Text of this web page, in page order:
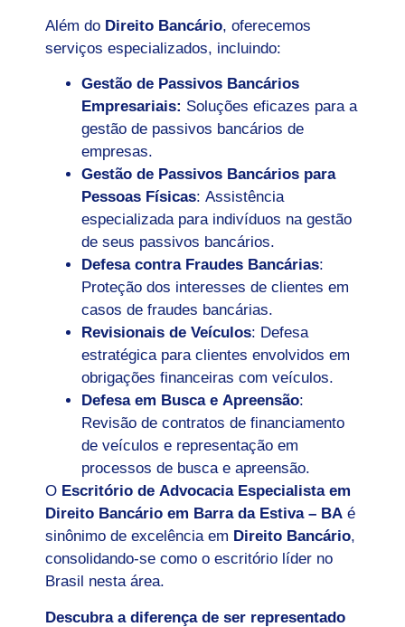
Além do Direito Bancário, oferecemos
serviços especializados, incluindo:
Gestão de Passivos Bancários
Empresariais: Soluções eficazes para a
gestão de passivos bancários de
empresas.
Gestão de Passivos Bancários para
Pessoas Físicas: Assistência
especializada para indivíduos na gestão
de seus passivos bancários.
Defesa contra Fraudes Bancárias:
Proteção dos interesses de clientes em
casos de fraudes bancárias.
Revisionais de Veículos: Defesa
estratégica para clientes envolvidos em
obrigações financeiras com veículos.
Defesa em Busca e Apreensão:
Revisão de contratos de financiamento
de veículos e representação em
processos de busca e apreensão.
O Escritório de Advocacia Especialista em
Direito Bancário em Barra da Estiva – BA é
sinônimo de excelência em Direito Bancário,
consolidando-se como o escritório líder no
Brasil nesta área.
Descubra a diferença de ser representado